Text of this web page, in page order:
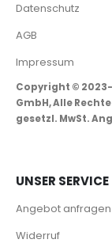
Datenschutz
AGB
Impressum
Copyright © 2023-
GmbH, Alle
gesetzl. MwSt.
UNSER SERVICE
Angebot anfragen
Widerruf